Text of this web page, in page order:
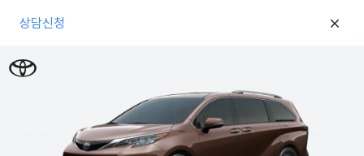
상담신청